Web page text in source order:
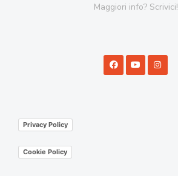
Maggiori info? Scrivici!
Privacy Policy
Cookie Policy